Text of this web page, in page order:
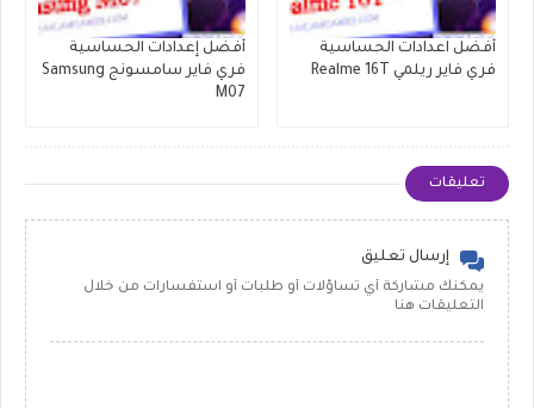
أفضل اعدادات الحساسية
فري فاير ريلمي Realme 16T
أفضل إعدادات الحساسية
فري فاير سامسونج Samsung
M07
تعليقات
إرسال تعليق
يمكنك مشاركة أي تساؤلات أو طلبات أو استفسارات من خلال
التعليقات هنا